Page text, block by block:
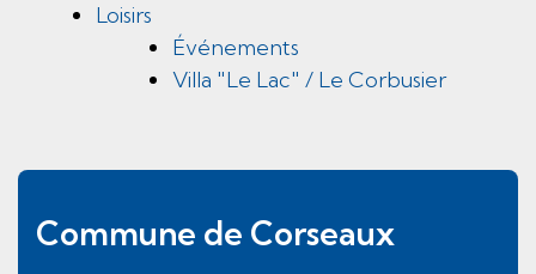
Loisirs
Événements
Villa "Le Lac" / Le Corbusier
Pied de page
Commune de Corseaux